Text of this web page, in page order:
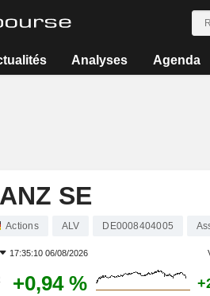
Analyses Agenda
SE
Actions ALV DE0008404005
17:35:10 06/08/2026
+0,94 %